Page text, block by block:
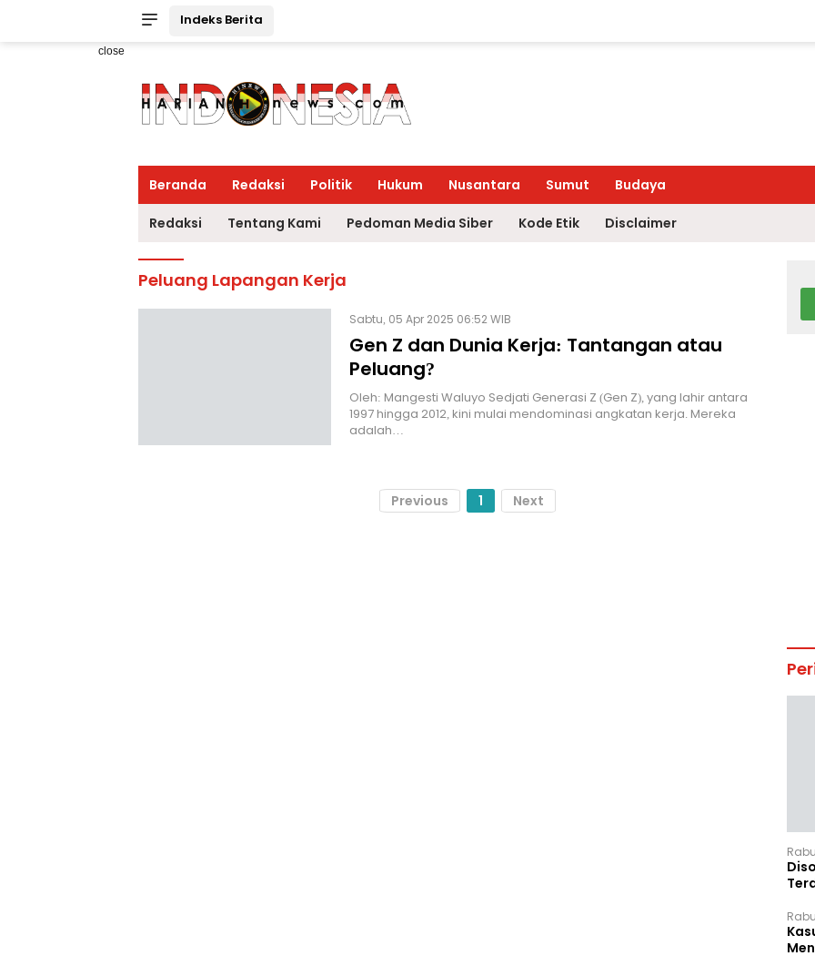
Indeks Berita
close
Beranda Redaksi Politik Hukum Nusantara Sumut Budaya
Redaksi Tentang Kami Pedoman Media Siber Kode Etik Disclaimer
Peluang Lapangan Kerja
Sabtu, 05 Apr 2025 06:52 WIB
Gen Z dan Dunia Kerja: Tantangan atau
Peluang?
Oleh: Mangesti Waluyo Sedjati Generasi Z (Gen Z), yang lahir antara
1997 hingga 2012, kini mulai mendominasi angkatan kerja. Mereka
adalah…
Previous 1 Next